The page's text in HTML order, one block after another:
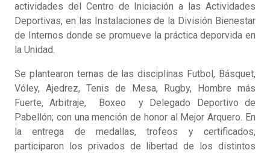
actividades del Centro de Iniciación a las Actividades
Deportivas, en las Instalaciones de la División Bienestar
de Internos donde se promueve la práctica deporvida en
la Unidad.
Se plantearon ternas de las disciplinas Futbol, Básquet,
Vóley, Ajedrez, Tenis de Mesa, Rugby, Hombre más
Fuerte, Arbitraje, Boxeo y Delegado Deportivo de
Pabellón; con una mención de honor al Mejor Arquero. En
la entrega de medallas, trofeos y certificados,
participaron los privados de libertad de los distintos